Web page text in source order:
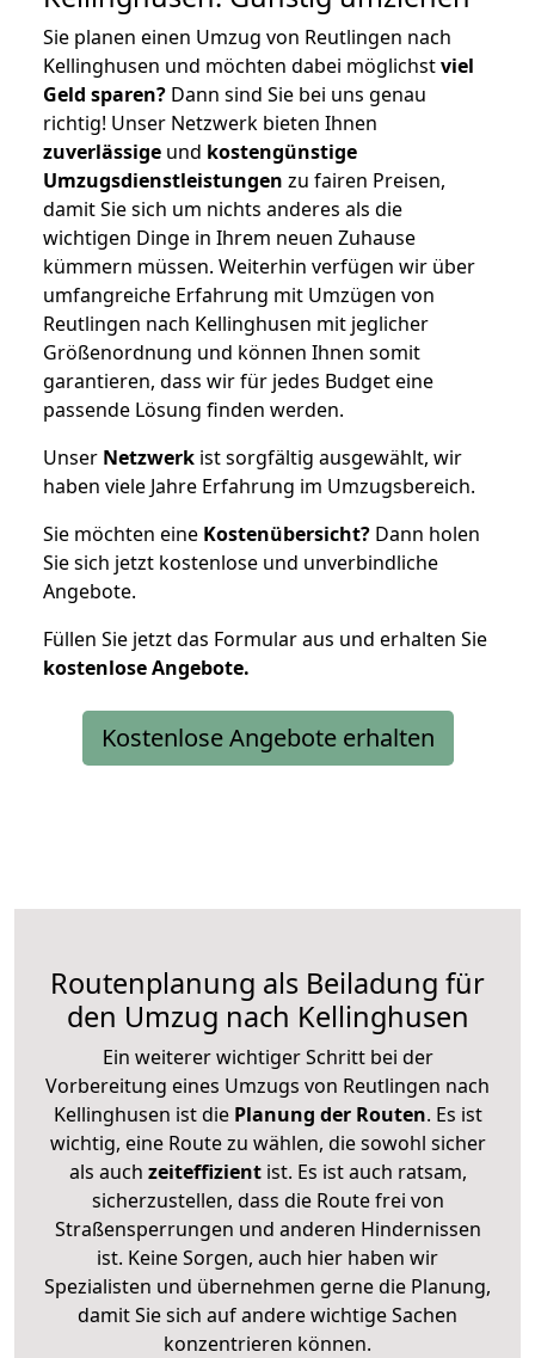
Sie planen einen Umzug von Reutlingen nach
Kellinghusen und möchten dabei möglichstviel
Geld sparen? Dann sind Sie bei uns genau
richtig! Unser Netzwerk bieten Ihnen
zuverlässige und kostengünstige
Umzugsdienstleistungen zu fairen Preisen,
damit Sie sich um nichts anderes als die
wichtigen Dinge in Ihrem neuen Zuhause
kümmern müssen. Weiterhin verfügen wir über
umfangreiche Erfahrung mit Umzügen von
Reutlingen nach Kellinghusen mit jeglicher
Größenordnung und können Ihnen somit
garantieren, dass wir für jedes Budget eine
passende Lösung finden werden.
Unser Netzwerk ist sorgfältig ausgewählt, wir
haben viele Jahre Erfahrung im Umzugsbereich.
Sie möchten eine Kostenübersicht? Dann holen
Sie sich jetzt kostenlose und unverbindliche
Angebote.
Füllen Sie jetzt das Formular aus und erhalten Sie
kostenloseAngebote.
Kostenlose Angebote erhalten
Routenplanung als Beiladung für
den Umzug nach Kellinghusen
Ein weiterer wichtiger Schritt bei der
Vorbereitung eines Umzugs von Reutlingen nach
Kellinghusen ist diePlanung der Routen. Es ist
wichtig, eine Route zu wählen, die sowohl sicher
als auch zeiteffizientist. Es ist auch ratsam,
sicherzustellen, dass die Route frei von
Straßensperrungen und anderen Hindernissen
ist. Keine Sorgen, auch hier haben wir
Spezialisten und übernehmen gerne die Planung,
damit Sie sich auf andere wichtige Sachen
konzentrieren können.